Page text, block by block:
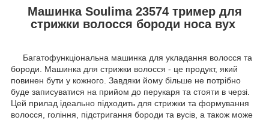
Машинка Soulima 23574 тример для
стрижки волосся бороди носа вух
Багатофункціональна машинка для укладання волосся та
бороди. Машинка для стрижки волосся - це продукт, який
повинен бути у кожного. Завдяки йому більше не потрібно
буде записуватися на прийом до перукаря та стояти в черзі.
Цей прилад ідеально підходить для стрижки та формування
волосся, гоління, підстригання бороди та вусів, а також може